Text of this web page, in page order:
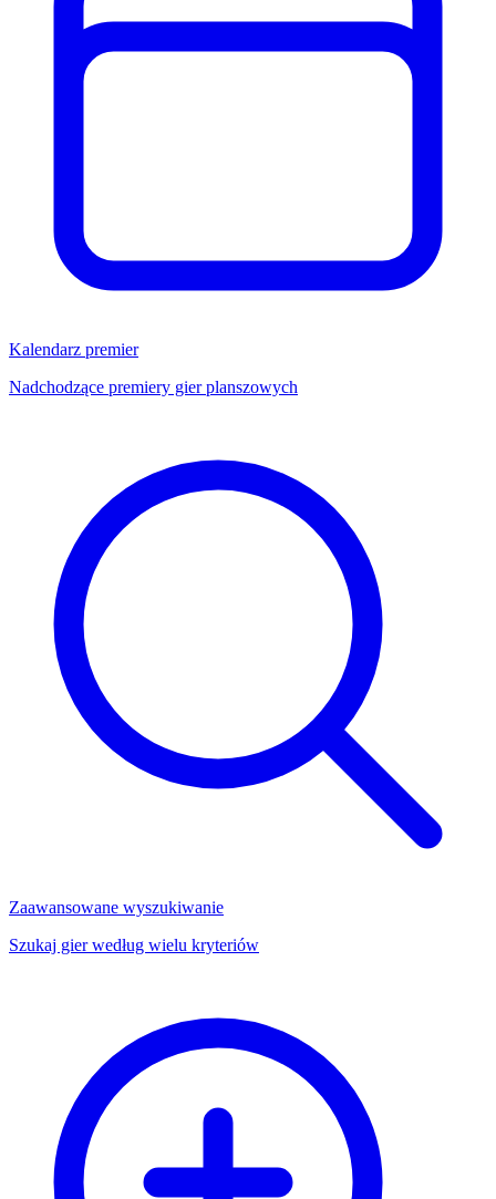
Kalendarz premier
Nadchodzące premiery gier planszowych
Zaawansowane wyszukiwanie
Szukaj gier według wielu kryteriów